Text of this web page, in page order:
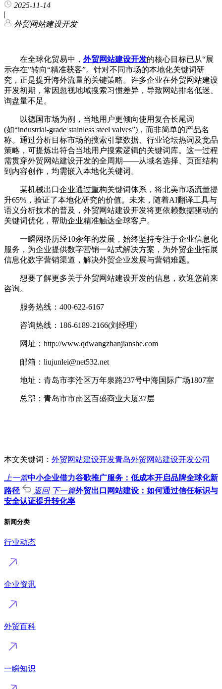
2025-11-14
|
外贸网站建设开发
在全球化贸易中， 外贸网站建设开发的核心目标已从“展
示存在”转向“精准获客”。针对不同市场的本地化关键词研
究，正是提升海外流量的关键策略。许多企业在外贸网站建设
开发初期，常因忽视地域搜索习惯差异，导致网站排名低迷、
询盘量不足。
以德国市场为例，当地用户更倾向使用复合长尾词
(如“industrial-grade stainless steel valves”)，而非简单的产品名
称。通过分析目标市场的搜索引擎数据、行业论坛热词及竞品
策略，可提炼出符合当地用户搜索逻辑的关键词库。这一过程
需贯穿外贸网站建设开发的全周期——从域名选择、页面结构
到内容创作，均需嵌入本地化关键词。
某机械出口企业通过重构关键词体系，将北美市场流量提
升65%，验证了本地化研究的价值。未来，随着AI翻译工具与
语义分析技术的普及，外贸网站建设开发将更依赖数据驱动的
关键词优化，帮助企业精准触达全球客户。
一瞬网络历经10余年的发展，始终坚持专注于企业信息化
服务，为企业提供数字营销一站式解决方案，为外贸企业拓展
信息化数字营销渠道，解决外贸企业发展与营销难题。
想要了解更多关于外贸网站建设开发的信息，欢迎您前来
咨询。
服务热线：400-622-6167
咨询热线：186-6189-2166(刘经理)
网址：http://www.qdwangzhanjianshe.com
邮箱：liujunlei@net532.net
地址：青岛市李沧区万年泉路237号中海国际广场1807室
总部：青岛市市南区百盛商业大厦37层
本文关键词： 外贸网站建设开发青岛外贸网站建设开发公司
上一篇中小企业借力谷歌推广服务：低成本开启品牌全球化新
路径
返回 下一篇外贸出口网站建设：如何通过信任标识与
安全认证提升转化率
新闻分类
行业动态
企业资讯
外贸百科
一瞬知识